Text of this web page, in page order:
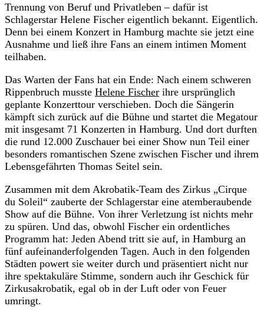
Trennung von Beruf und Privatleben – dafür ist
Schlagerstar Helene Fischer eigentlich bekannt. Eigentlich.
Denn bei einem Konzert in Hamburg machte sie jetzt eine
Ausnahme und ließ ihre Fans an einem intimen Moment
teilhaben.
Das Warten der Fans hat ein Ende: Nach einem schweren
Rippenbruch musste Helene Fischer ihre ursprünglich
geplante Konzerttour verschieben. Doch die Sängerin
kämpft sich zurück auf die Bühne und startet die Megatour
mit insgesamt 71 Konzerten in Hamburg. Und dort durften
die rund 12.000 Zuschauer bei einer Show nun Teil einer
besonders romantischen Szene zwischen Fischer und ihrem
Lebensgefährten Thomas Seitel sein.
Zusammen mit dem Akrobatik-Team des Zirkus „Cirque
du Soleil“ zauberte der Schlagerstar eine atemberaubende
Show auf die Bühne. Von ihrer Verletzung ist nichts mehr
zu spüren. Und das, obwohl Fischer ein ordentliches
Programm hat: Jeden Abend tritt sie auf, in Hamburg an
fünf aufeinanderfolgenden Tagen. Auch in den folgenden
Städten powert sie weiter durch und präsentiert nicht nur
ihre spektakuläre Stimme, sondern auch ihr Geschick für
Zirkusakrobatik, egal ob in der Luft oder von Feuer
umringt.